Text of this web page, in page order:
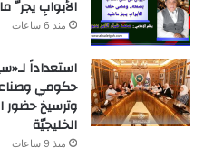
الأبوابِ يجرُّ
منذ 6 ساعات
حكومي
وترسيخ حضور
الخليجيّة
منذ 9 ساعات